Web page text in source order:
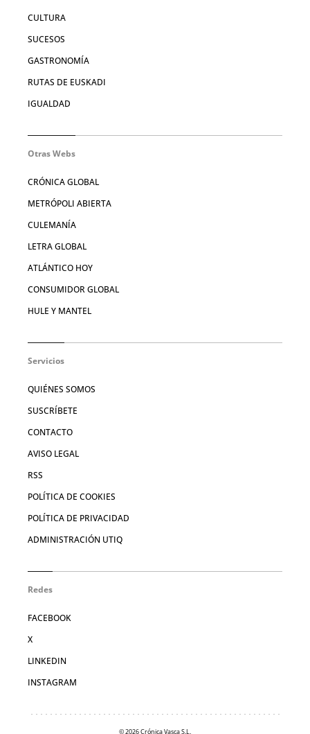
CULTURA
SUCESOS
GASTRONOMÍA
RUTAS DE EUSKADI
IGUALDAD
Otras Webs
CRÓNICA GLOBAL
METRÓPOLI ABIERTA
CULEMANÍA
LETRA GLOBAL
ATLÁNTICO HOY
CONSUMIDOR GLOBAL
HULE Y MANTEL
Servicios
QUIÉNES SOMOS
SUSCRÍBETE
CONTACTO
AVISO LEGAL
RSS
POLÍTICA DE COOKIES
POLÍTICA DE PRIVACIDAD
ADMINISTRACIÓN UTIQ
Redes
FACEBOOK
X
LINKEDIN
INSTAGRAM
© 2026 Crónica Vasca S.L.